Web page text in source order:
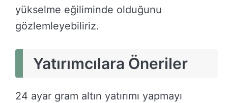
yükselme eğiliminde olduğunu
gözlemleyebiliriz.
Yatırımcılara Öneriler
24 ayar gram altın yatırımı yapmayı